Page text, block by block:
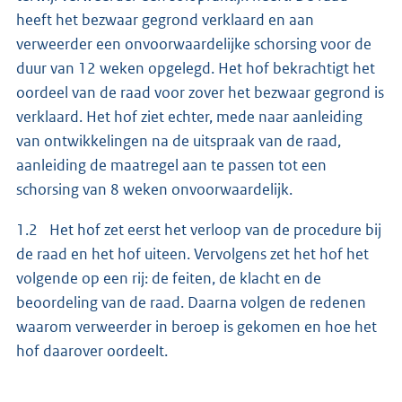
heeft het bezwaar gegrond verklaard en aan
verweerder een onvoorwaardelijke schorsing voor de
duur van 12 weken opgelegd. Het hof bekrachtigt het
oordeel van de raad voor zover het bezwaar gegrond is
verklaard. Het hof ziet echter, mede naar aanleiding
van ontwikkelingen na de uitspraak van de raad,
aanleiding de maatregel aan te passen tot een
schorsing van 8 weken onvoorwaardelijk.
1.2 Het hof zet eerst het verloop van de procedure bij
de raad en het hof uiteen. Vervolgens zet het hof het
volgende op een rij: de feiten, de klacht en de
beoordeling van de raad. Daarna volgen de redenen
waarom verweerder in beroep is gekomen en hoe het
hof daarover oordeelt.